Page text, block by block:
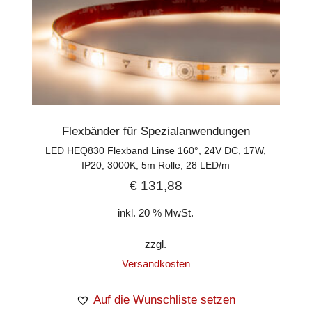
Flexbänder für Spezialanwendungen
LED HEQ830 Flexband Linse 160°, 24V DC, 17W,
IP20, 3000K, 5m Rolle, 28 LED/m
€131,88
inkl. 20 % MwSt.
zzgl.
Versandkosten
Auf die Wunschliste setzen